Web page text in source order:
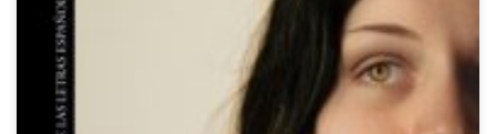
Iniciamos el 2021 con la última obra de la escritora y periodista
Rosa Montero que llegó el pasado año a las librerías para
convertirse en una de las grandes sorpresas del 2020. En esta
ocasión se aleja de la fantasía y de la novela policiaca para contar
una historia realista, […]